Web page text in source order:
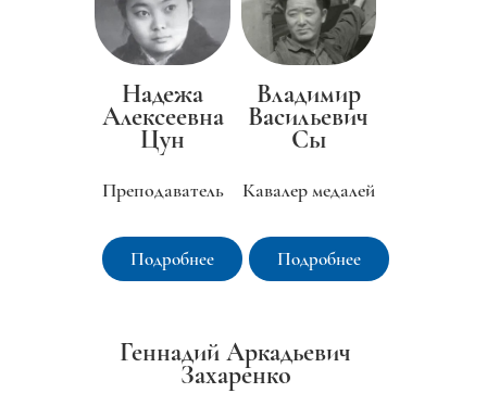
Надежа
Алексеевна
Цун
Преподаватель
Подробнее
Владимир
Васильевич
Сы
Кавалер медалей
Подробнее
Геннадий Аркадьевич
Захаренко